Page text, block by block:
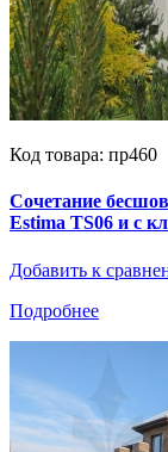
Код товара: пр460
Сочетание
Estima TS06 и с
Добавить к
Подробнее